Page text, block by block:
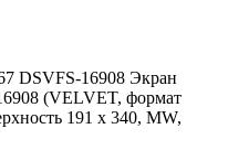
DSVFS-16908 Экран
(VELVET, формат
191 х 340, MW,